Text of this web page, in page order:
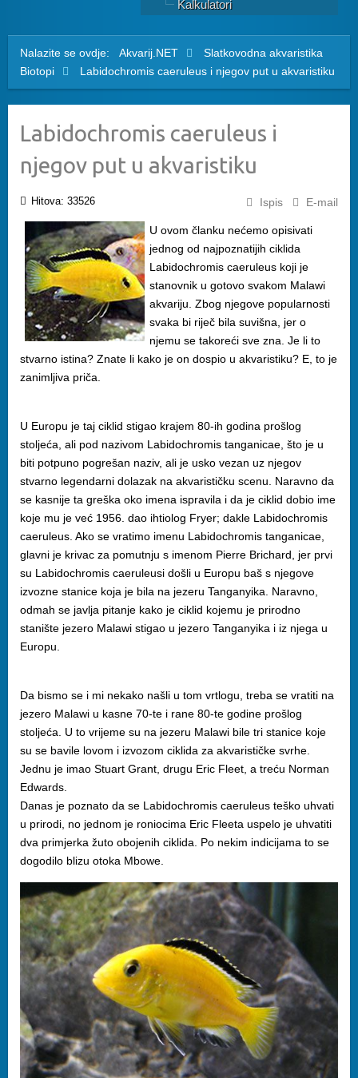
Kalkulatori
Nalazite se ovdje: Akvarij.NET
Slatkovodna akvaristika
Biotopi
Labidochromis caeruleus i njegov put u akvaristiku
Labidochromis caeruleus i
njegov put u akvaristiku
Ispis E-mail
Hitova: 33526
U ovom članku nećemo opisivati
jednog od najpoznatijih ciklida
Labidochromis caeruleus koji je
stanovnik u gotovo svakom Malawi
akvariju. Zbog njegove popularnosti
svaka bi riječ bila suvišna, jer o
njemu se takoreći sve zna. Je li to
stvarno istina? Znate li kako je on dospio u akvaristiku? E, to je
zanimljiva priča.
U Europu je taj ciklid stigao krajem 80-ih godina prošlog
stoljeća, ali pod nazivom Labidochromis tanganicae, što je u
biti potpuno pogrešan naziv, ali je usko vezan uz njegov
stvarno legendarni dolazak na akvarističku scenu. Naravno da
se kasnije ta greška oko imena ispravila i da je ciklid dobio ime
koje mu je već 1956. dao ihtiolog Fryer; dakle Labidochromis
caeruleus. Ako se vratimo imenu Labidochromis tanganicae,
glavni je krivac za pomutnju s imenom Pierre Brichard, jer prvi
su Labidochromis caeruleusi došli u Europu baš s njegove
izvozne stanice koja je bila na jezeru Tanganyika. Naravno,
odmah se javlja pitanje kako je ciklid kojemu je prirodno
stanište jezero Malawi stigao u jezero Tanganyika i iz njega u
Europu.
Da bismo se i mi nekako našli u tom vrtlogu, treba se vratiti na
jezero Malawi u kasne 70-te i rane 80-te godine prošlog
stoljeća. U to vrijeme su na jezeru Malawi bile tri stanice koje
su se bavile lovom i izvozom ciklida za akvarističke svrhe.
Jednu je imao Stuart Grant, drugu Eric Fleet, a treću Norman
Edwards.
Danas je poznato da se Labidochromis caeruleus teško uhvati
u prirodi, no jednom je roniocima Eric Fleeta uspelo je uhvatiti
dva primjerka žuto obojenih ciklida. Po nekim indicijama to se
dogodilo blizu otoka Mbowe.